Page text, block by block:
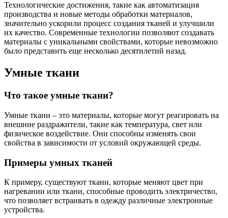
Технологические достижения, такие как автоматизация
производства и новые методы обработки материалов,
значительно ускорили процесс создания тканей и улучшили
их качество. Современные технологии позволяют создавать
материалы с уникальными свойствами, которые невозможно
было представить еще несколько десятилетий назад.
Умные ткани
Что такое умные ткани?
Умные ткани – это материалы, которые могут реагировать на
внешние раздражители, такие как температура, свет или
физическое воздействие. Они способны изменять свои
свойства в зависимости от условий окружающей среды.
Примеры умных тканей
К примеру, существуют ткани, которые меняют цвет при
нагревании или ткани, способные проводить электричество,
что позволяет встраивать в одежду различные электронные
устройства.